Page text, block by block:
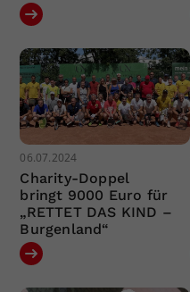
06.07.2024
Charity-Doppel
bringt 9000 Euro für
„RETTET DAS KIND –
Burgenland“